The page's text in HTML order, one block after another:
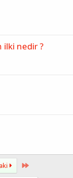
ilki nedir ?
Last